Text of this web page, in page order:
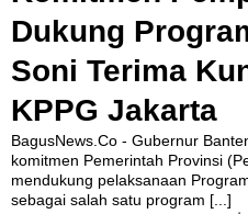
Dukung
Soni Terima
KPPG Jakarta
BagusNews.Co - Gubernur
komitmen Pemerintah Provinsi
mendukung pelaksanaan
sebagai salah satu program [...]